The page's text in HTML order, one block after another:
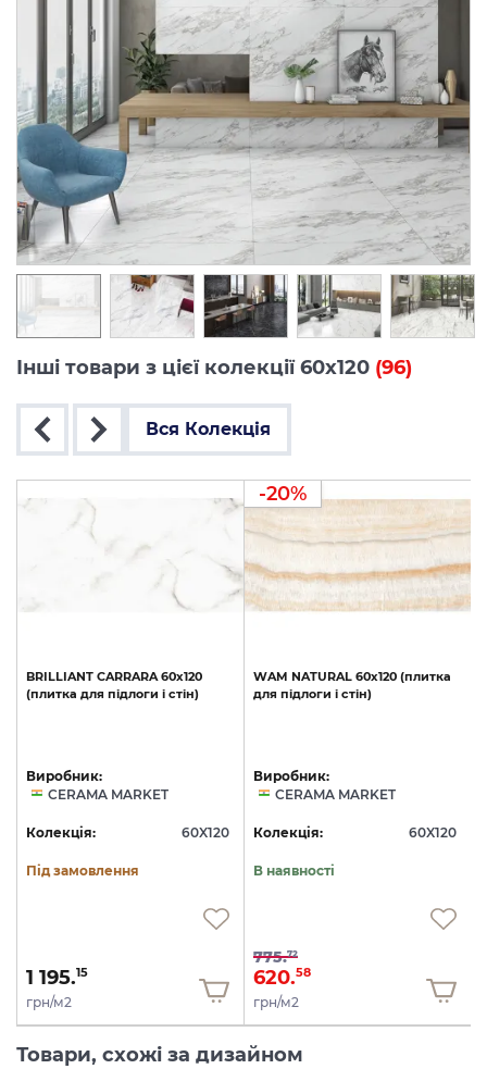
Інші товари з цієї колекції 60x120 (96)
Вся Колекція
BRILLIANT CARRARA 60х120
(плитка для підлоги і стін)
Виробник:
CERAMA MARKET
Колекція: 60X120
Під замовлення
1 195.15
грн/м2
-20%
WAM NATURAL 60х120 (плитка
для підлоги і стін)
Виробник:
CERAMA MARKET
Колекція: 60X120
В наявності
775.72
620.58
грн/м2
Товари, схожі за дизайном